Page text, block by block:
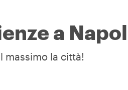
a
massimo la città!